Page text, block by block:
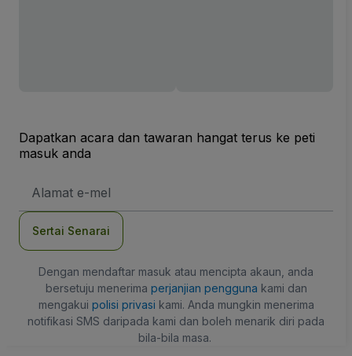
Dapatkan acara dan tawaran hangat terus ke peti
masuk anda
E-
Sertai Senarai
Dengan mendaftar masuk atau mencipta akaun, anda
bersetuju menerima perjanjian pengguna kami dan
mengakui polisi privasi kami. Anda mungkin menerima
notifikasi SMS daripada kami dan boleh menarik diri pada
bila-bila masa.